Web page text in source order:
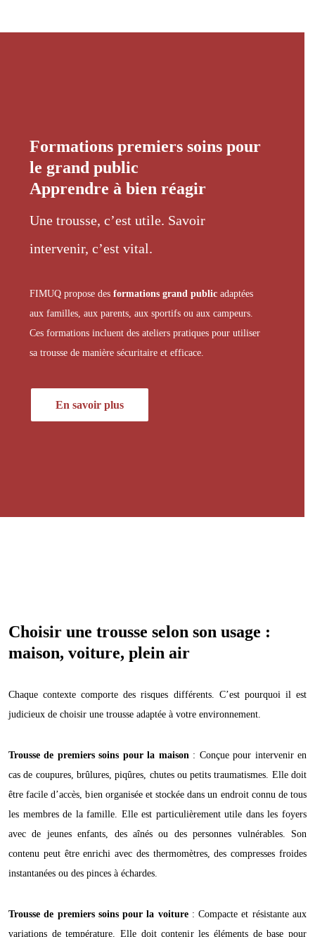
Formations premiers soins pour
le grand public
Apprendre à bien réagir
Une trousse, c’est utile. Savoir
intervenir, c’est vital.
FIMUQ propose des formations grand public adaptées
aux familles, aux parents, aux sportifs ou aux campeurs.
Ces formations incluent des ateliers pratiques pour utiliser
sa trousse de manière sécuritaire et efficace.
En savoir plus
Choisir une trousse selon son usage :
maison, voiture, plein air
Chaque contexte comporte des risques différents. C’est pourquoi il est
judicieux de choisir une trousse adaptée à votre environnement.
Trousse de premiers soins pour la maison : Conçue pour intervenir en
cas de coupures, brûlures, piqûres, chutes ou petits traumatismes. Elle doit
être facile d’accès, bien organisée et stockée dans un endroit connu de tous
les membres de la famille. Elle est particulièrement utile dans les foyers
avec de jeunes enfants, des aînés ou des personnes vulnérables. Son
contenu peut être enrichi avec des thermomètres, des compresses froides
instantanées ou des pinces à échardes.
Trousse de premiers soins pour la voiture: Compacte et résistante aux
variations de température. Elle doit contenir les éléments de base pour